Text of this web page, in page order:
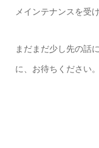
メインテナンスを受
まだまだ少し先の話
に、お待ちください。